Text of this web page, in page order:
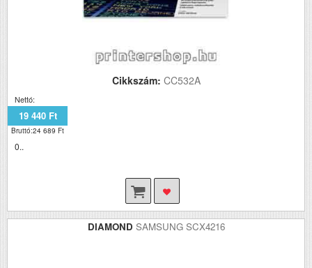
Cikkszám: CC532A
Nettó:
19 440 Ft
Bruttó:24 689 Ft
0..
DIAMOND SAMSUNG SCX4216